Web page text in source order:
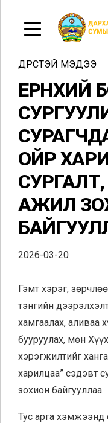
ДҮРСТЭЙ МЭДЭЭ
ЕРӨНХИЙ
ОЙР
СУРГАЛТ,
АЖИЛ
2026-03-20
Гэмт хэрэг,
тэнгийн
хамгаалах, аливаа
бууруулах, мөн
хэрэгжилтийг
харилцаа” сэдэвт
зохион байгууллаа.
Тус арга